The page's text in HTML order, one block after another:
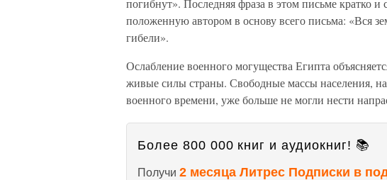
погибнут». Последняя фраза в этом письме кратко
положенную автором в основу всего письма: «Вся
гибели».
Ослабление военного могущества Египта
живые силы страны. Свободные массы населения,
военного времени, уже больше не могли нести
Более 800 000 книг и аудиокниг! 📚
Получи 2 месяца Литрес Подписки в